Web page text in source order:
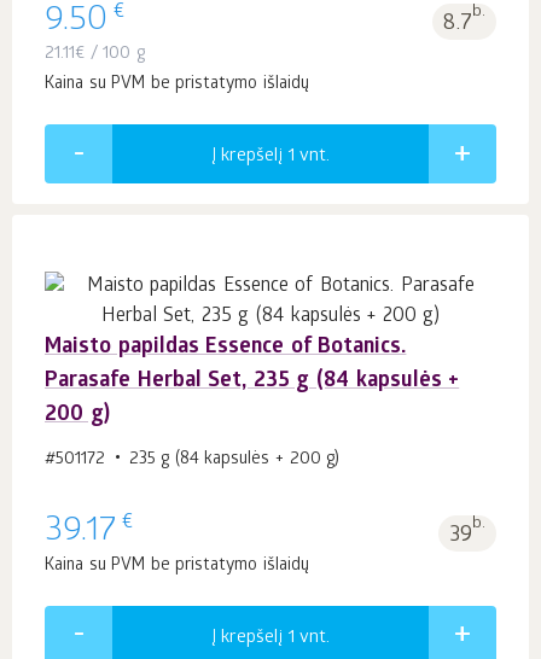
9.50 € 8.7b.
21.11€ / 100 g
Kaina su PVM be pristatymo išlaidų
Į krepšelį 1 vnt.
Maisto papildas Essence of Botanics.
Parasafe Herbal Set, 235 g (84 kapsulės +
200 g)
#501172 235 g (84 kapsulės + 200 g)
39.17 € 39b.
Kaina su PVM be pristatymo išlaidų
Į krepšelį 1 vnt.